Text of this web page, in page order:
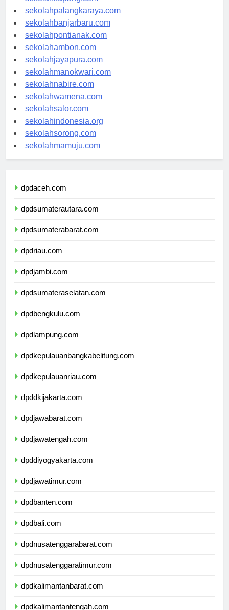
sekolahkupang.com
sekolahpalangkaraya.com
sekolahbanjarbaru.com
sekolahpontianak.com
sekolahambon.com
sekolahjayapura.com
sekolahmanokwari.com
sekolahnabire.com
sekolahwamena.com
sekolahsalor.com
sekolahindonesia.org
sekolahsorong.com